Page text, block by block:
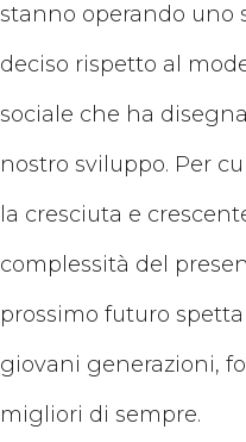
stanno operando uno
deciso rispetto al
sociale che ha
nostro sviluppo. Per
la cresciuta e
complessità del
prossimo futuro
giovani generazioni,
migliori di sempre.